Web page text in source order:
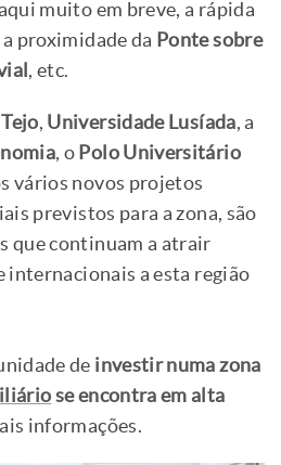
muito em breve, a rápida
a proximidade da Ponte sobre
, etc.
, Universidade Lusíada, a
, o Polo Universitário
vários novos projetos
previstos para a zona, são
que continuam a atrair
internacionais a esta região
de investir numa zona
se encontra em alta
informações.